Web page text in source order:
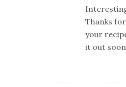
Thanks
your
it out